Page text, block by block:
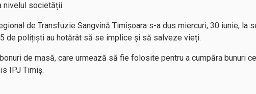
nivelul societății.
de Transfuzie Sangvină Timișoara s-a dus miercuri, 30 iunie, la
de polițiști au hotărât să se implice și să salveze vieți.
de masă, care urmează să fie folosite pentru a cumpăra bunuri
IPJ Timiș.